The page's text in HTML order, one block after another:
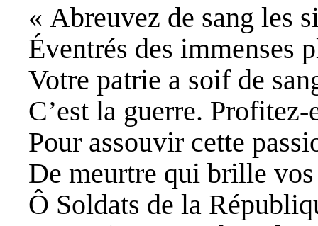
« Abreuvez de sang les
Éventrés des immenses
Votre patrie a soif de
C’est la guerre. Profitez-
Pour assouvir cette
De meurtre qui brille
Ô Soldats de la